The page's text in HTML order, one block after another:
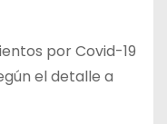
por Covid-19
el detalle a